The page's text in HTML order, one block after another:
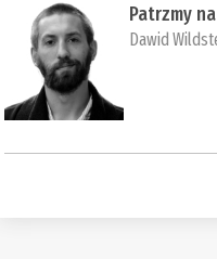
Patrzmy
Dawid